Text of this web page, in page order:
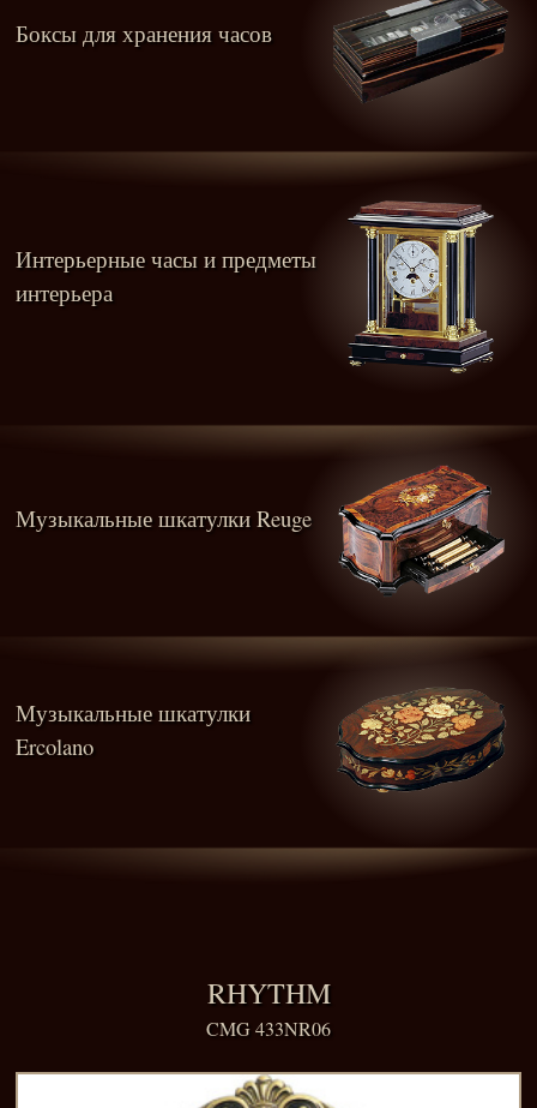
Боксы для хранения часов
Интерьерные часы и предметы
интерьера
Музыкальные шкатулки Reuge
Музыкальные шкатулки
Ercolano
RHYTHM
CMG 433NR06